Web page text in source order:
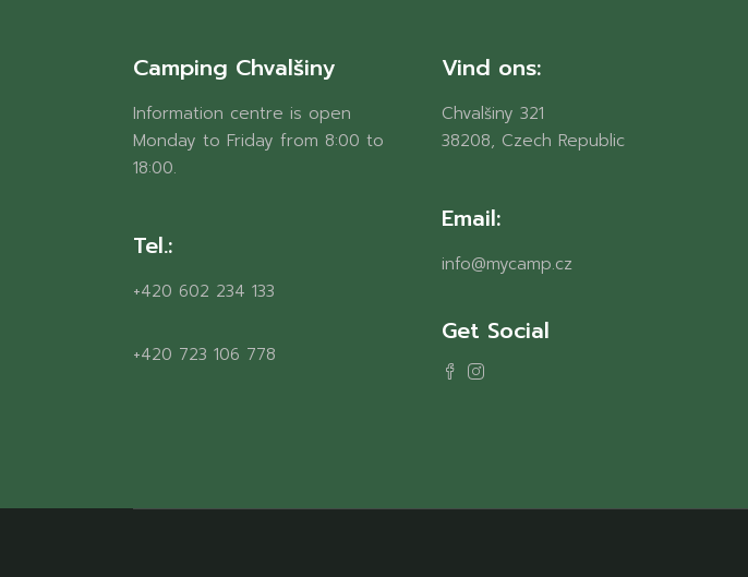
Camping Chvalšiny
Information centre is open
Monday to Friday from 8:00 to
18:00.
Tel.:
+420 602 234 133
+420 723 106 778
Vind ons:
Chvalšiny 321
38208, Czech Republic
Email:
info@mycamp.cz
Get Social